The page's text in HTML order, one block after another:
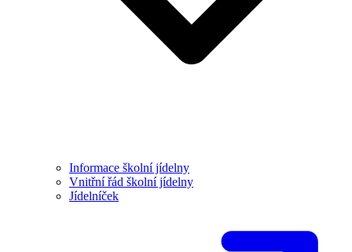
Informace školní jídelny
Vnitřní řád školní jídelny
Jídelníček